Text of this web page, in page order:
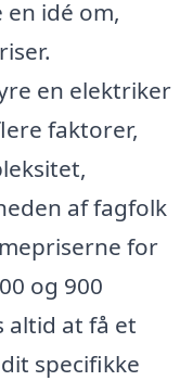
idé om,
en elektriker
faktorer,
af fagfolk
for
og 900
altid at få et
specifikke